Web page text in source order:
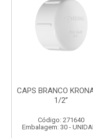
CAPS BRANCO
1/2”
Código: 271640
Embalagem: 30 -